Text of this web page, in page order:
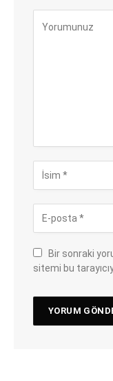
Bir sonraki
sitemi bu